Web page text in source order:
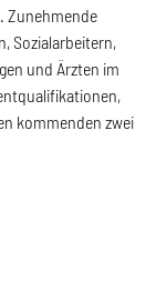
Zunehmende
Sozialarbeitern,
und Ärzten im
kommenden zwei